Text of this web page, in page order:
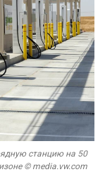
станцию на ​​50
© media.vw.com